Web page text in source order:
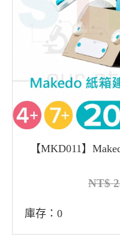
【MKD011】
庫存：0